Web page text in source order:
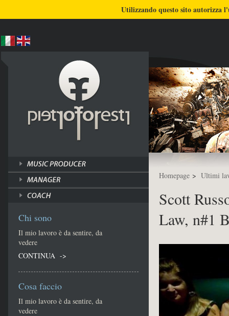
COSA FACCIO ULTIMI LAVORI
Homepage > Ultimi
Scott
Law, n#1
Chi sono
Il mio lavoro è da sentire, da
vedere
CONTINUA ->
Cosa faccio
Il mio lavoro è da sentire, da
vedere
Utilizzando questo sito autorizza